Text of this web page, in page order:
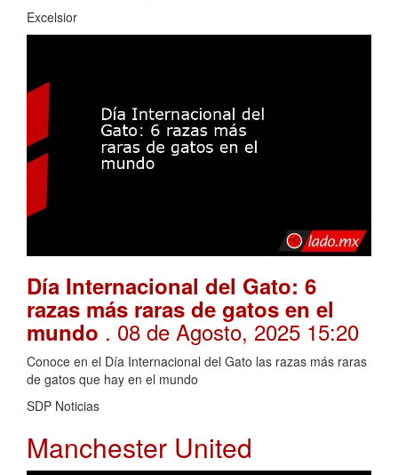
Excelsior
Día Internacional del Gato: 6
razas más raras de gatos en el
mundo . 08 de Agosto, 2025 15:20
Conoce en el Día Internacional del Gato las razas más raras
de gatos que hay en el mundo
SDP Noticias
Manchester United